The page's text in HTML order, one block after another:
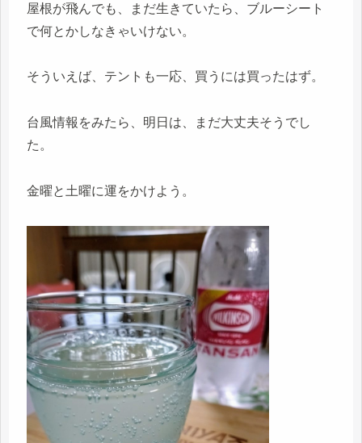
屋根が飛んでも、まだ生きていたら、ブルーシート
で何とかしなきゃいけない。
そういえば、テントも一応、買うには買ったはず。
台風情報をみたら、明日は、まだ大丈夫そうでし
た。
金曜と土曜に運をかけよう。